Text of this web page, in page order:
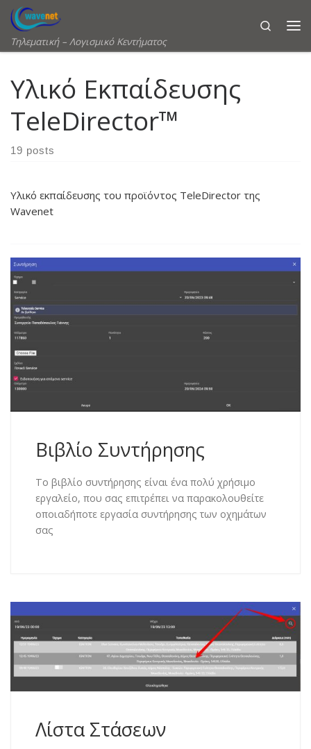
Skip to content
Τηλεματική – Λογισμικό Κεντήματος
Search
Υλικό Εκπαίδευσης
TeleDirector™
19 posts
Υλικό εκπαίδευσης του προϊόντος TeleDirector της
Wavenet
Βιβλίο Συντήρησης
Το βιβλίο συντήρησης είναι ένα πολύ χρήσιμο
εργαλείο, που σας επιτρέπει να παρακολουθείτε
οποιαδήποτε εργασία συντήρησης των οχημάτων
σας
Λίστα Στάσεων